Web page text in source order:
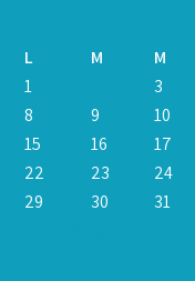
L
M M
1
3
8
9 10
15
16 17
22
23 24
29
30
31